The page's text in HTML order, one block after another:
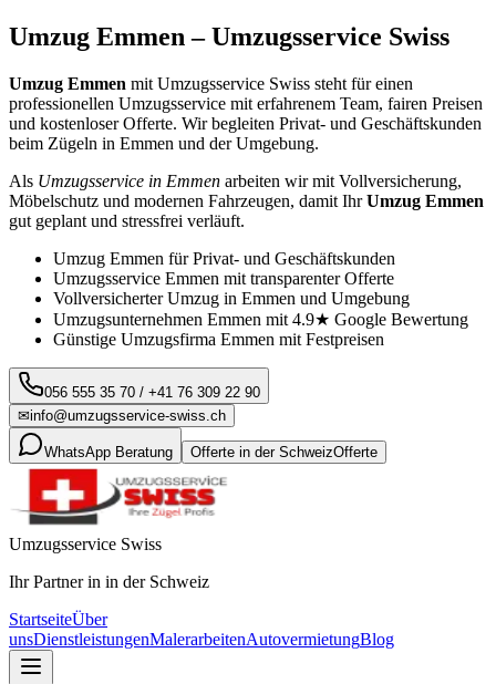
Umzug Emmen – Umzugsservice Swiss
Umzug Emmen mit Umzugsservice Swiss steht für einen
professionellen Umzugsservice mit erfahrenem Team, fairen Preisen
und kostenloser Offerte. Wir begleiten Privat- und Geschäftskunden
beim Zügeln in Emmen und der Umgebung.
Als Umzugsservice in Emmen arbeiten wir mit Vollversicherung,
Möbelschutz und modernen Fahrzeugen, damit IhrUmzug Emmen
gut geplant und stressfrei verläuft.
Umzug Emmen für Privat- und Geschäftskunden
Umzugsservice Emmen mit transparenter Offerte
Vollversicherter Umzug in Emmen und Umgebung
Umzugsunternehmen Emmen mit 4.9★ Google Bewertung
Günstige Umzugsfirma Emmen mit Festpreisen
056 555 35 70 / +41 76 309 22 90
✉info@umzugsservice-swiss.ch
WhatsApp Beratung Offerte in der SchweizOfferte
Umzugsservice Swiss
Ihr Partner in in der Schweiz
StartseiteÜber
unsDienstleistungenMalerarbeitenAutovermietungBlog